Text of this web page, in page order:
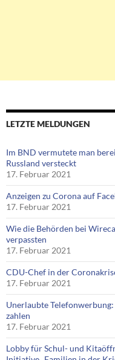
LETZTE MELDUNGEN
Im BND vermutete man
Russland versteckt
17. Februar 2021
Anzeigen zu Corona auf
17. Februar 2021
Wie die Behörden bei
verpassten
17. Februar 2021
CDU-Chef in der
17. Februar 2021
Unerlaubte
zahlen
17. Februar 2021
Lobby für Schul- und